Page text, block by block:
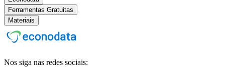
Ferramentas Gratuitas
Materiais
Nos siga nas redes sociais: